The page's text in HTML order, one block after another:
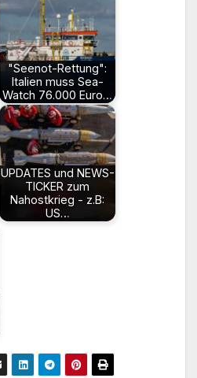
"Seenot-Rettung":
Italien muss Sea-
Watch 76.000 Euro…
UPDATES und NEWS-
TICKER zum
Nahostkrieg - z.B:
US…